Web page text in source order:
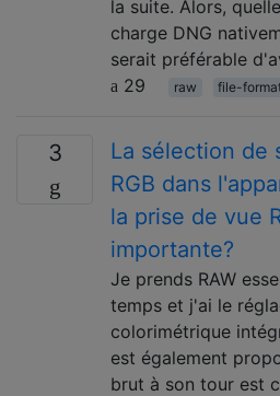
la suite. Alors,
charge DNG
serait préférable
29
raw file-
3
La sélection de
RGB dans
la prise de vue
importante?
Je prends RAW
temps et j'ai le
colorimétrique
est également
brut à son tour est